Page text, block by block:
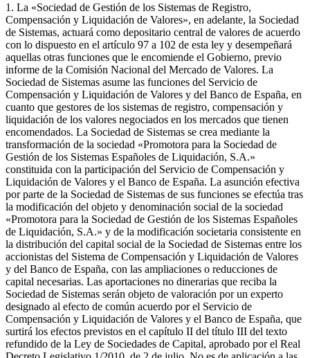
1. La «Sociedad de Gestión de los Sistemas de Registro,
Compensación y Liquidación de Valores», en adelante, la Sociedad
de Sistemas, actuará como depositario central de valores de acuerdo
con lo dispuesto en el artículo 97 a 102 de esta ley y desempeñará
aquellas otras funciones que le encomiende el Gobierno, previo
informe de la Comisión Nacional del Mercado de Valores. La
Sociedad de Sistemas asume las funciones del Servicio de
Compensación y Liquidación de Valores y del Banco de España, en
cuanto que gestores de los sistemas de registro, compensación y
liquidación de los valores negociados en los mercados que tienen
encomendados. La Sociedad de Sistemas se crea mediante la
transformación de la sociedad «Promotora para la Sociedad de
Gestión de los Sistemas Españoles de Liquidación, S.A.»
constituida con la participación del Servicio de Compensación y
Liquidación de Valores y el Banco de España. La asunción efectiva
por parte de la Sociedad de Sistemas de sus funciones se efectúa tras
la modificación del objeto y denominación social de la sociedad
«Promotora para la Sociedad de Gestión de los Sistemas Españoles
de Liquidación, S.A.» y de la modificación societaria consistente en
la distribución del capital social de la Sociedad de Sistemas entre los
accionistas del Sistema de Compensación y Liquidación de Valores
y del Banco de España, con las ampliaciones o reducciones de
capital necesarias. Las aportaciones no dinerarias que reciba la
Sociedad de Sistemas serán objeto de valoración por un experto
designado al efecto de común acuerdo por el Servicio de
Compensación y Liquidación de Valores y el Banco de España, que
surtirá los efectos previstos en el capítulo II del título III del texto
refundido de la Ley de Sociedades de Capital, aprobado por el Real